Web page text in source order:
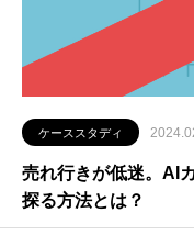
ケーススタディ
売れ行きが低迷。AI
探る方法とは？